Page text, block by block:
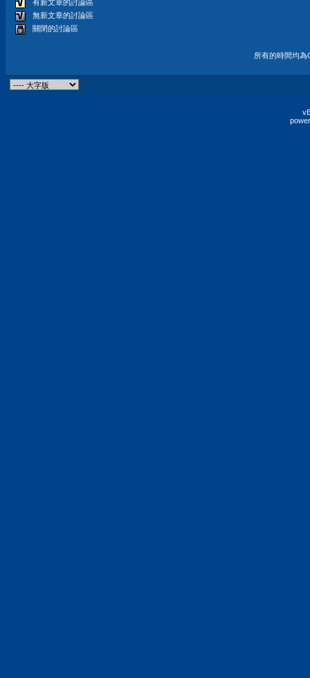
有新文章的討論區
無新文章的討論區
關閉的討論區
所有的時間均為